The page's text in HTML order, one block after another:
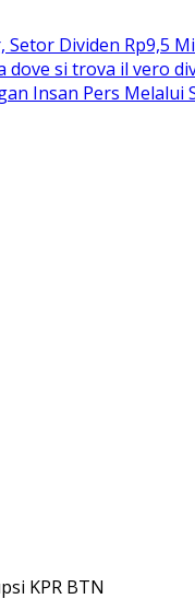
Dividen Rp9,5
dove si trova il vero
Insan Pers Melalui
KPR BTN